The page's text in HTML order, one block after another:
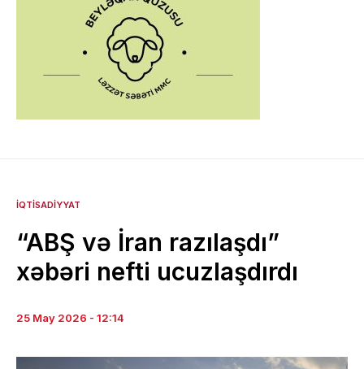
İQTISADIYYAT
“ABŞ və İran razılaşdı”
xəbəri nefti ucuzlaşdırdı
25 May 2026 - 12:14